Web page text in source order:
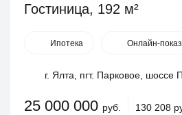
Гостиница, 192 м²
Ипотека Онлайн-показ
г. Ялта, пгт. Парковое, шоссе
25 000 000 руб. 130 208